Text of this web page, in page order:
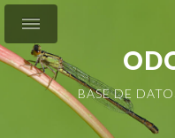
BASE DE